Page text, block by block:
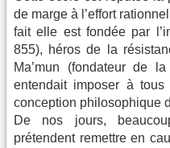
de marge à l’effort
fait elle est fondée par
855), héros de la
Ma’mun (fondateur de
entendait imposer à
conception philosophique
De nos jours,
prétendent remettre en